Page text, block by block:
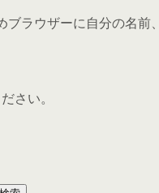
ラウザーに自分の名前
さい。